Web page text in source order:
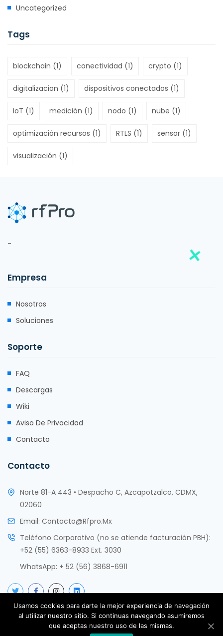
Uncategorized
Tags
blockchain (1) conectividad (1) crypto (1)
digitalizacion (1) dispositivos conectados (1)
IoT (1) medición (1) nodo (1) nube (1)
optimización recursos (1) RTLS (1) sensor (1)
visualización (1)
-
Empresa
Nosotros
Soluciones
Soporte
FAQ
Descargas
Wiki
Aviso De Privacidad
Contacto
Contacto
Norte 81-A 443 • Despacho C, Azcapotzalco, CDMX,
02060
Email: Contacto@rfpro.mx
Teléfono Corporativo (no se atiende facturación PBH):
+52 (55) 6363-8933 Ext. 3030
WhatsApp: + 52 (56) 3868-6911
Copyright @ rfPro Innovación Tecnológica SAS de CV 2017 -
Usamos cookies para darte la mejor experiencia de navegación
al utilizar nuestro sitio. Si continuas navegando asumiremos
que aceptas nuestro uso de las mismas.